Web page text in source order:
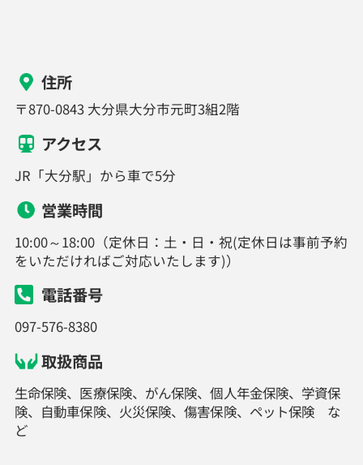
住所
〒870-0843 大分県大分市元町3組2階
アクセス
JR「大分駅」から車で5分
営業時間
10:00～18:00（定休日：土・日・祝(定休日は事前予約
をいただければご対応いたします)）
電話番号
097-576-8380
取扱商品
生命保険、医療保険、がん保険、個人年金保険、学資保
険、自動車保険、火災保険、傷害保険、ペット保険 な
ど